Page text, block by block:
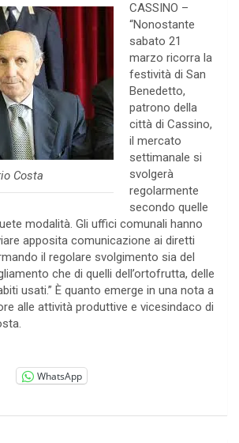
Costa
CASSINO –
“Nonostante
sabato 21
marzo ricorra la
festività di San
Benedetto,
patrono della
città di Cassino,
il mercato
settimanale si
svolgerà
regolarmente
secondo quelle
modalità. Gli uffici comunali hanno
apposita comunicazione ai diretti
il regolare svolgimento sia del
che di quelli dell’ortofrutta, delle
usati.” È quanto emerge in una nota a
alle attività produttive e vicesindaco di
WhatsApp